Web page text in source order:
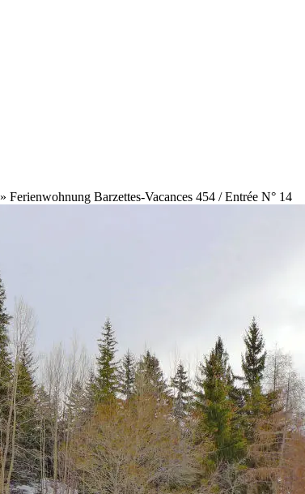
» Ferienwohnung Barzettes-Vacances 454 / Entrée N° 14